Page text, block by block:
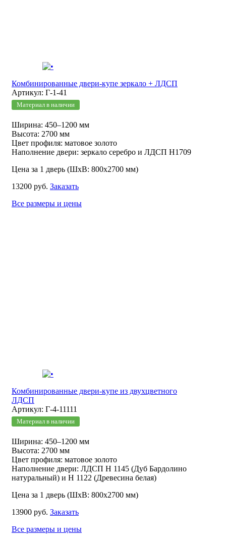
Комбинированные двери-купе зеркало + ЛДСП
Артикул: Г-1-41
Материал в наличии
Ширина: 450–1200 мм
Высота: 2700 мм
Цвет профиля: матовое золото
Наполнение двери: зеркало серебро и ЛДСП Н1709
Цена за 1 дверь (ШхВ: 800х2700 мм)
13200 руб. Заказать
Все размеры и цены
Комбинированные двери-купе из двухцветного
ЛДСП
Артикул: Г-4-11111
Материал в наличии
Ширина: 450–1200 мм
Высота: 2700 мм
Цвет профиля: матовое золото
Наполнение двери: ЛДСП Н 1145 (Дуб Бардолино
натуральный) и Н 1122 (Древесина белая)
Цена за 1 дверь (ШхВ: 800х2700 мм)
13900 руб. Заказать
Все размеры и цены